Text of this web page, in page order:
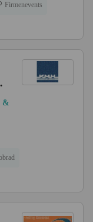
Firmenevents
&